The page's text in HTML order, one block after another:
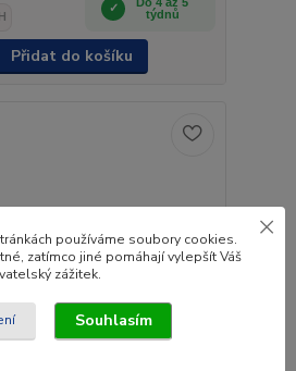
týdnů
Přidat do košíku
používáme soubory cookies.
zatímco jiné pomáhají vylepšít Váš
zážitek.
Souhlasím